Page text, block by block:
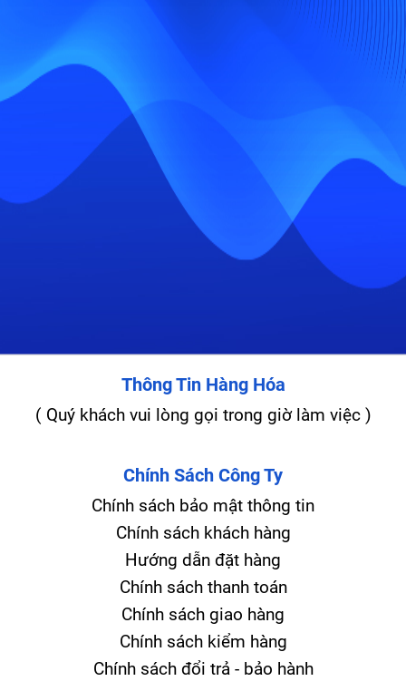
Thông Tin Hàng Hóa
( Quý khách vui lòng gọi trong giờ làm việc )
Chính Sách Công Ty
Chính sách bảo mật thông tin
Chính sách khách hàng
Hướng dẫn đặt hàng
Chính sách thanh toán
Chính sách giao hàng
Chính sách kiểm hàng
Chính sách đổi trả - bảo hành